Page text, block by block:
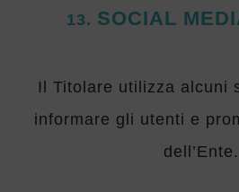
13. SOCIAL
Il Titolare utilizza alcuni
informare gli utenti e
dell’Ente.